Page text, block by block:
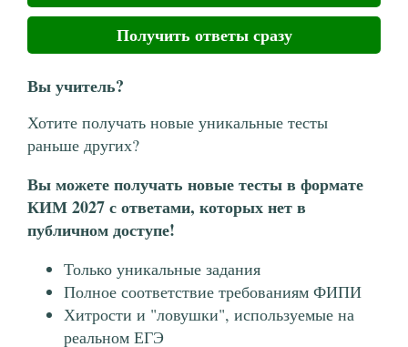
Получить ответы сразу
Вы учитель?
Хотите получать новые уникальные тесты
раньше других?
Вы можете получать новые тесты в формате
КИМ 2027 с ответами, которых нет в
публичном доступе!
Только уникальные задания
Полное соответствие требованиям ФИПИ
Хитрости и "ловушки", используемые на
реальном ЕГЭ